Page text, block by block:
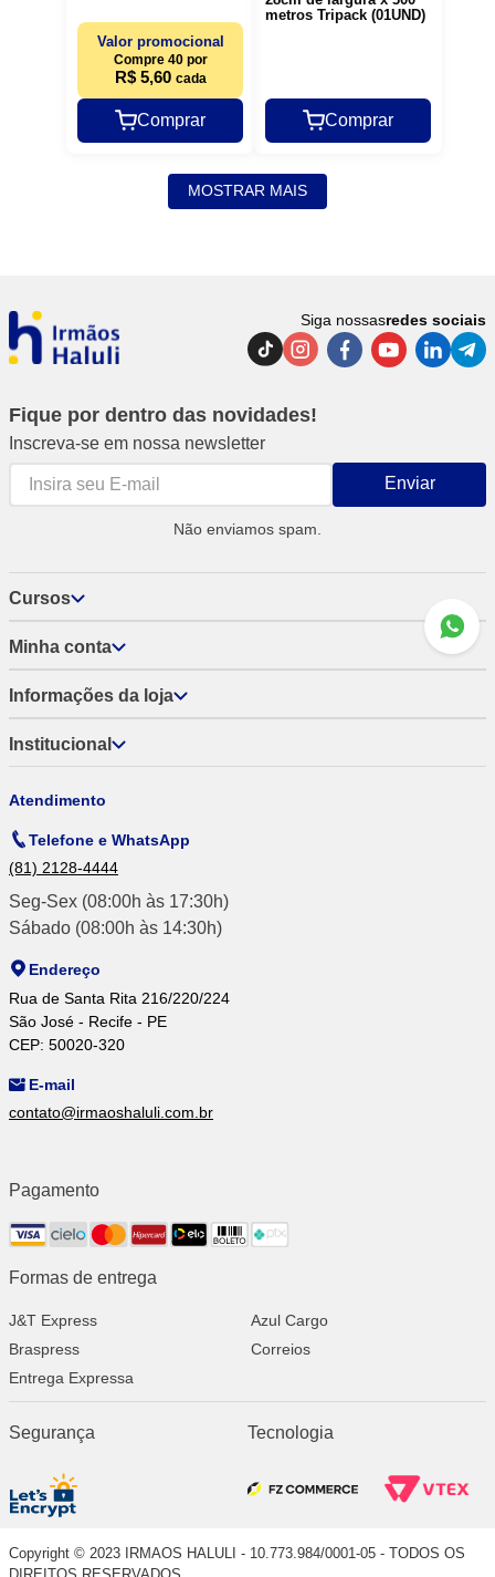
Valor promocional
Compre 40 por
R$ 5,60 cada
Comprar
metros Tripack (01UND)
Comprar
MOSTRAR MAIS
Siga nossasredes sociais
Fique por dentro das novidades!
Inscreva-se em nossa newsletter
Enviar
Não enviamos spam.
Cursos
Minha conta
Informações da loja
Institucional
Atendimento
Telefone e WhatsApp
(81) 2128-4444
Seg-Sex (08:00h às 17:30h)
Sábado (08:00h às 14:30h)
Endereço
Rua de Santa Rita 216/220/224
São José - Recife - PE
CEP: 50020-320
E-mail
contato@irmaoshaluli.com.br
Pagamento
Formas de entrega
J&T Express
Azul Cargo
Braspress
Correios
Entrega Expressa
Segurança Tecnologia
Copyright © 2023 IRMAOS HALULI - 10.773.984/0001-05 - TODOS OS